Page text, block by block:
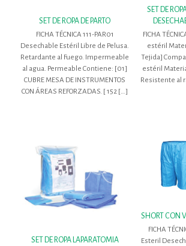
SET DE ROPA DE PARTO
FICHA TÉCNICA 111-PAR01
Desechable Estéril Libre de Pelusa.
Retardante al Fuego. Impermeable
al agua. Permeable Contiene: [01]
CUBRE MESA DE INSTRUMENTOS
CON ÁREAS REFORZADAS. [ 152 […]
SET DE
FICHA
estéril
Tejida]
estéril
Resistente al
SET DE ROPA LAPARATOMIA
SHORT CON
FICHA
Esteril